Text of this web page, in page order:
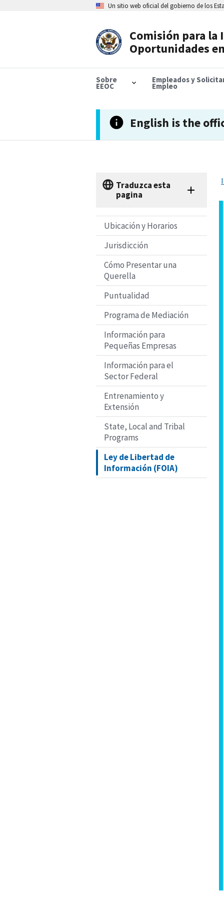
Un sitio web oficial del gobierno de los
Comisión para la
Oportunidades
Sobre
EEOC
Empleados y
Empleo
English is the
Traduzca esta
pagina
Ubicación y Horarios
Jurisdicción
Cómo Presentar una
Querella
Puntualidad
Programa de Mediación
Información para
Pequeñas Empresas
Información para el
Sector Federal
Entrenamiento y
Extensión
State, Local and Tribal
Programs
Ley de Libertad de
Información (FOIA)